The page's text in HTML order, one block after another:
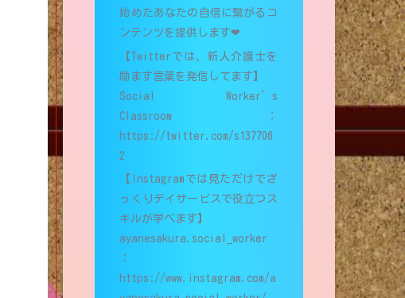
始めたあなたの自信に繋がるコ
ンテンツを提供します❤︎
【Twitterでは、新人介護士を
励ます言葉を発信してます】
Social Worker’s
Classroom：
https://twitter.com/s137706
2
【Instagramでは見ただけでざ
っくりデイサービスで役立つス
キルが学べます】
ayanesakura.social_worker
：
https://www.instagram.com/a